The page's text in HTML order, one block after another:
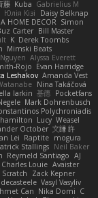
藤 Kuba Gabrielius M
Юлія Кізі
Daisy Belknap
HOME DECOR Simon
Carter Bill Master
K Derek Toombs
Mimski Beats
Alyssa Everett
Rojo Evan Harridge
Leshakov Amanda Vest
Nina Takáčová
ella larkin 基德 Pocketfans
Mark Dohrenbusch
Polychroniadis
Lucy Weasel
October 文謙 許
Lei Raptite mogura
Stallings Neil Baker
Reymeld Santiago AJ
Charles Louie Avaister
Scratch
Zack Kepner
Vasyl Vasyliv
Can Nika Domi C